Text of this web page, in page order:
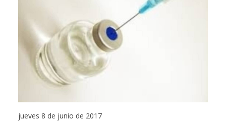
jueves 8 de junio de 2017